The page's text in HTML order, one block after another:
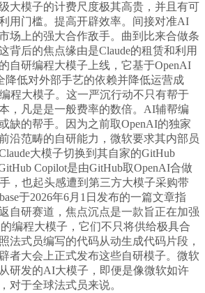
大模子的计费尺度极其高贵，并且有可
用门槛。提高开辟效率。间接对准AI
场上的强大合作敌手。曲到比来合做条
背后的焦点缘由是Claude的租赁和利用
自研编程大模子上线，它基于OpenAI
降低对外部手艺的依赖并降低运营成
程大模子。这一严沉行动不只有帮于
，凡是是一般费率的数倍。AI辅帮编
缺的帮手。因为之前取OpenAI的独家
沿范畴的自研能力，微软要求其内部员
大模子切换到其自家的GitHub
Copilot是由GitHub取OpenAI合做
，也起头感遭到第三方大模子采购带
于2026年6月1日发布的一篇文章指
自研赛道，焦点沉点是一款旨正在加强
编程大模子，它们不只将供给极具合
法式员编写的代码从动生成代码片段，
者大会上正式发布这些自研模子。微软
研发的AI大模子，即便是像微软如许
对于全球法式员来说。